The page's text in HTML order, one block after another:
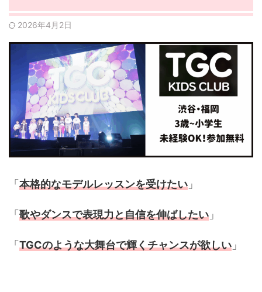
2026年4月2日
「 本格的なモデルレッスンを受けたい 」
「 歌やダンスで表現力と自信を伸ばしたい 」
「 TGCのような大舞台で輝くチャンスが欲しい 」